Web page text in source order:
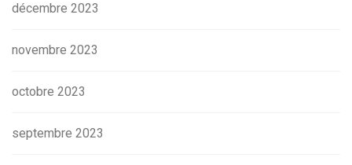
décembre 2023
novembre 2023
octobre 2023
septembre 2023